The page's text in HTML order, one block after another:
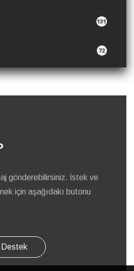
131
72
gönderebilirsiniz. İstek ve
için aşağıdakı butonu